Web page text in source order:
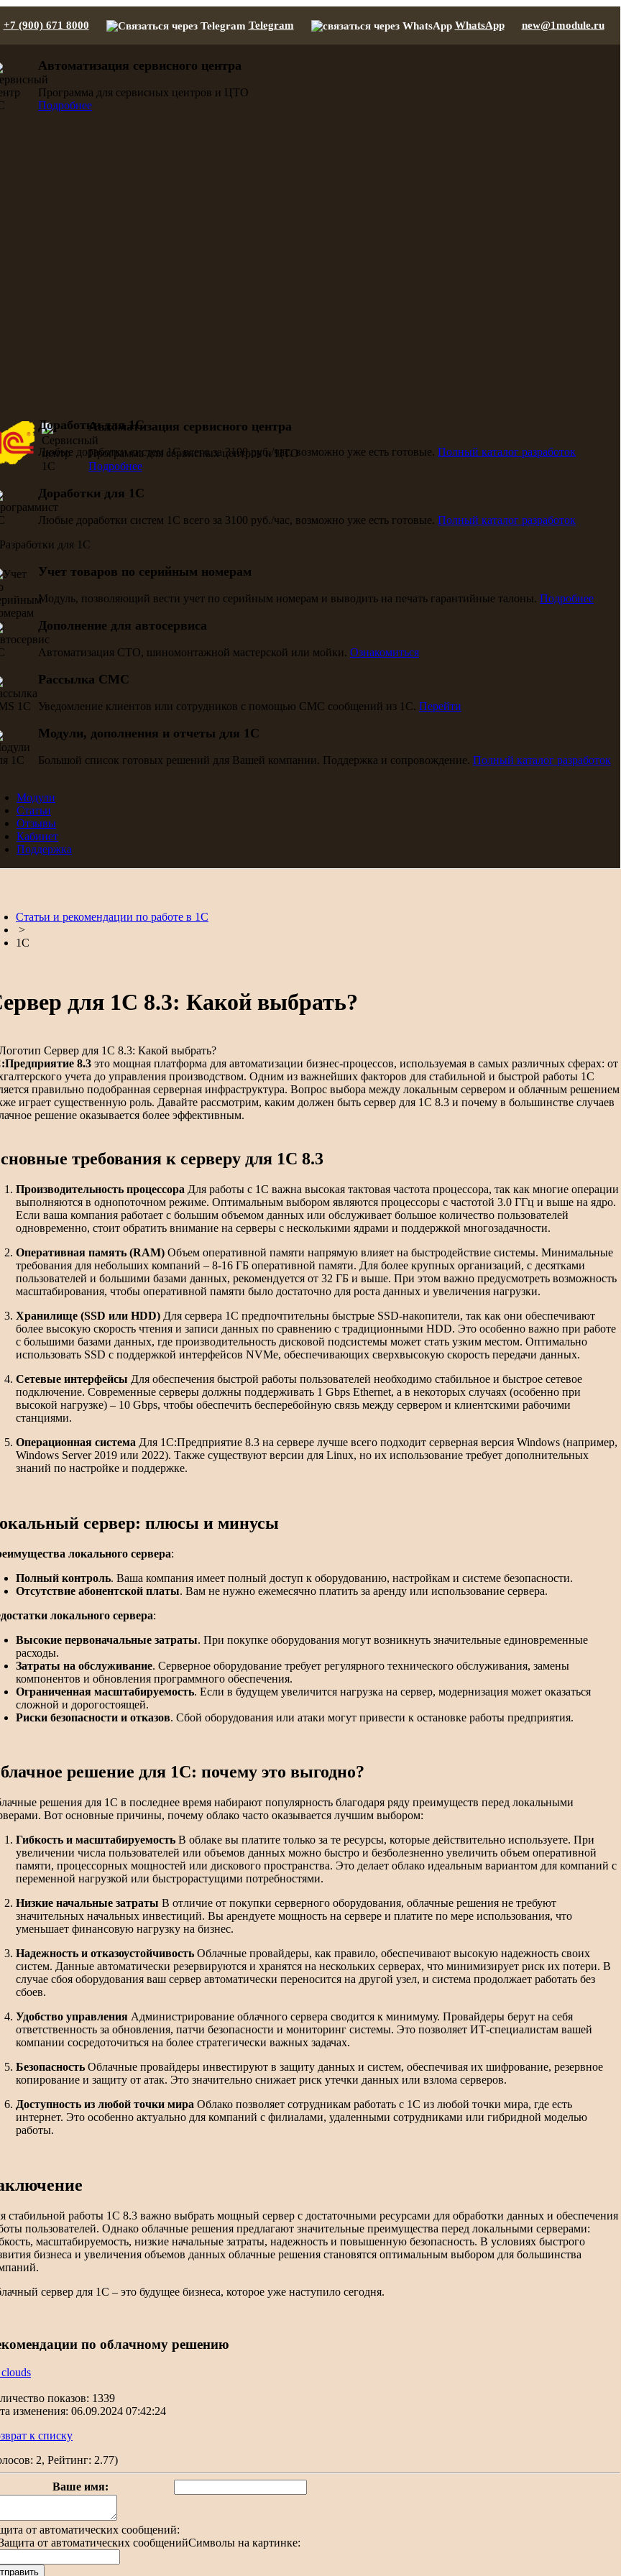
+7 (900) 671 8000 Telegram WhatsApp new@1module.ru
Автоматизация сервисного центра
Программа для сервисных центров и ЦТО
Подробнее
Доработки для 1С
Любые доработки систем 1С всего за 3100 руб./час, возможно уже есть готовые. Полный каталог разработок
Автоматизация сервисного центра
Программа для сервисных центров и ЦТО
Подробнее
Доработки для 1С
Любые доработки систем 1С всего за 3100 руб./час, возможно уже есть готовые. Полный каталог разработок
Учет товаров по серийным номерам
Модуль, позволяющий вести учет по серийным номерам и выводить на печать гарантийные талоны. Подробнее
Дополнение для автосервиса
Автоматизация СТО, шиномонтажной мастерской или мойки. Ознакомиться
Рассылка СМС
Уведомление клиентов или сотрудников с помощью СМС сообщений из 1С. Перейти
Модули, дополнения и отчеты для 1С
Большой список готовых решений для Вашей компании. Поддержка и сопровождение. Полный каталог разработок
Модули
Статьи
Отзывы
Кабинет
Поддержка
Статьи и рекомендации по работе в 1С
>
1С
для 1С 8.3: Какой выбрать?
8.3 это мощная платформа для автоматизации бизнес-процессов, используемая в самых различных сферах: от
учета до управления производством. Одним из важнейших факторов для стабильной и быстрой работы 1С
правильно подобранная серверная инфраструктура. Вопрос выбора между локальным сервером и облачным решением
играет существенную роль. Давайте рассмотрим, каким должен быть сервер для 1С 8.3 и почему в большинстве случаев
решение оказывается более эффективным.
требования к серверу для 1С 8.3
Производительность процессора Для работы с 1С важна высокая тактовая частота процессора, так как многие операции
выполняются в однопоточном режиме. Оптимальным выбором являются процессоры с частотой 3.0 ГГц и выше на ядро.
Если ваша компания работает с большим объемом данных или обслуживает большое количество пользователей
одновременно, стоит обратить внимание на серверы с несколькими ядрами и поддержкой многозадачности.
Оперативная память (RAM) Объем оперативной памяти напрямую влияет на быстродействие системы. Минимальные
требования для небольших компаний – 8-16 ГБ оперативной памяти. Для более крупных организаций, с десятками
пользователей и большими базами данных, рекомендуется от 32 ГБ и выше. При этом важно предусмотреть возможность
масштабирования, чтобы оперативной памяти было достаточно для роста данных и увеличения нагрузки.
Хранилище (SSD или HDD) Для сервера 1С предпочтительны быстрые SSD-накопители, так как они обеспечивают
более высокую скорость чтения и записи данных по сравнению с традиционными HDD. Это особенно важно при работе
с большими базами данных, где производительность дисковой подсистемы может стать узким местом. Оптимально
использовать SSD с поддержкой интерфейсов NVMe, обеспечивающих сверхвысокую скорость передачи данных.
Сетевые интерфейсы Для обеспечения быстрой работы пользователей необходимо стабильное и быстрое сетевое
подключение. Современные серверы должны поддерживать 1 Gbps Ethernet, а в некоторых случаях (особенно при
высокой нагрузке) – 10 Gbps, чтобы обеспечить бесперебойную связь между сервером и клиентскими рабочими
станциями.
Операционная система Для 1С:Предприятие 8.3 на сервере лучше всего подходит серверная версия Windows (например,
Windows Server 2019 или 2022). Также существуют версии для Linux, но их использование требует дополнительных
знаний по настройке и поддержке.
сервер: плюсы и минусы
локального сервера:
Полный контроль. Ваша компания имеет полный доступ к оборудованию, настройкам и системе безопасности.
Отсутствие абонентской платы. Вам не нужно ежемесячно платить за аренду или использование сервера.
локального сервера:
Высокие первоначальные затраты. При покупке оборудования могут возникнуть значительные единовременные
расходы.
Затраты на обслуживание. Серверное оборудование требует регулярного технического обслуживания, замены
компонентов и обновления программного обеспечения.
Ограниченная масштабируемость. Если в будущем увеличится нагрузка на сервер, модернизация может оказаться
сложной и дорогостоящей.
Риски безопасности и отказов. Сбой оборудования или атаки могут привести к остановке работы предприятия.
решение для 1С: почему это выгодно?
решения для 1С в последнее время набирают популярность благодаря ряду преимуществ перед локальными
Вот основные причины, почему облако часто оказывается лучшим выбором:
Гибкость и масштабируемость В облаке вы платите только за те ресурсы, которые действительно используете. При
увеличении числа пользователей или объемов данных можно быстро и безболезненно увеличить объем оперативной
памяти, процессорных мощностей или дискового пространства. Это делает облако идеальным вариантом для компаний с
переменной нагрузкой или быстрорастущими потребностями.
Низкие начальные затраты В отличие от покупки серверного оборудования, облачные решения не требуют
значительных начальных инвестиций. Вы арендуете мощность на сервере и платите по мере использования, что
уменьшает финансовую нагрузку на бизнес.
Надежность и отказоустойчивость Облачные провайдеры, как правило, обеспечивают высокую надежность своих
систем. Данные автоматически резервируются и хранятся на нескольких серверах, что минимизирует риск их потери. В
случае сбоя оборудования ваш сервер автоматически переносится на другой узел, и система продолжает работать без
сбоев.
Удобство управления Администрирование облачного сервера сводится к минимуму. Провайдеры берут на себя
ответственность за обновления, патчи безопасности и мониторинг системы. Это позволяет ИТ-специалистам вашей
компании сосредоточиться на более стратегически важных задачах.
Безопасность Облачные провайдеры инвестируют в защиту данных и систем, обеспечивая их шифрование, резервное
копирование и защиту от атак. Это значительно снижает риск утечки данных или взлома серверов.
Доступность из любой точки мира Облако позволяет сотрудникам работать с 1С из любой точки мира, где есть
интернет. Это особенно актуально для компаний с филиалами, удаленными сотрудниками или гибридной моделью
работы.
стабильной работы 1С 8.3 важно выбрать мощный сервер с достаточными ресурсами для обработки данных и обеспечения
пользователей. Однако облачные решения предлагают значительные преимущества перед локальными серверами:
масштабируемость, низкие начальные затраты, надежность и повышенную безопасность. В условиях быстрого
бизнеса и увеличения объемов данных облачные решения становятся оптимальным выбором для большинства
сервер для 1С – это будущее бизнеса, которое уже наступило сегодня.
по облачному решению
показов: 1339
изменения: 06.09.2024 07:42:24
к списку
2, Рейтинг: 2.77)
Ваше имя:
от автоматических сообщений:
Символы на картинке: